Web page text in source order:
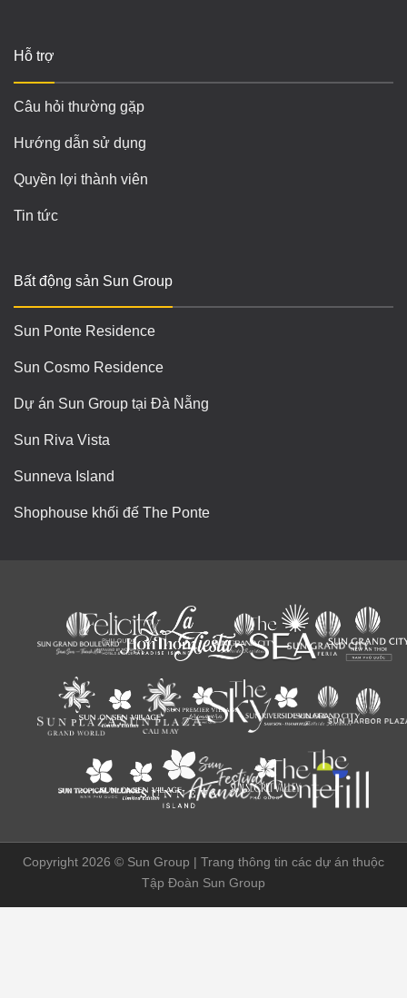
Hỗ trợ
Câu hỏi thường gặp
Hướng dẫn sử dụng
Quyền lợi thành viên
Tin tức
Bất động sản Sun Group
Sun Ponte Residence
Sun Cosmo Residence
Dự án Sun Group tại Đà Nẵng
Sun Riva Vista
Sunneva Island
Shophouse khối đế The Ponte
Copyright 2026 © Sun Group | Trang thông tin các dự án thuộc
Tập Đoàn Sun Group